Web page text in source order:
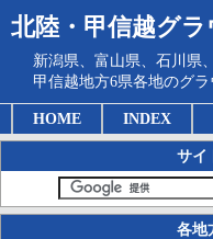
北陸・甲信越グラ
新潟県、富山県、石川県
甲信越地方6県各地のグラ
HOME INDEX
サイ
各地